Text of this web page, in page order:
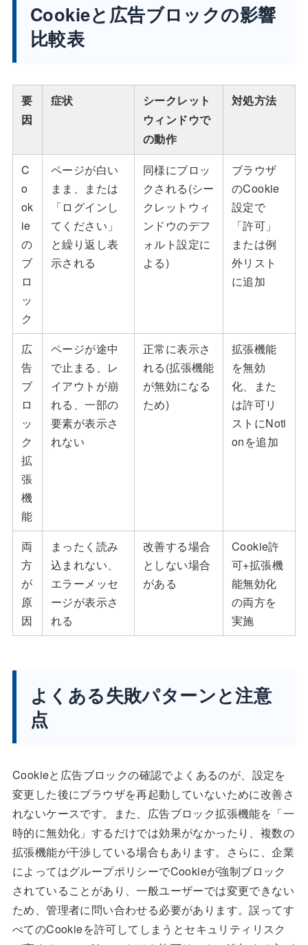
Cookieと広告ブロックの影響
比較表
要
因
症状
シークレット
ウィンドウで
の動作
対処方法
C
o
ok
ie
の
ブ
ロ
ッ
ク
ページが白い
まま、または
「ログインし
てください」
と繰り返し表
示される
同様にブロッ
クされる(シー
クレットウィ
ンドウのデフ
ォルト設定に
よる)
ブラウザ
のCookie
設定で
「許可」
または例
外リスト
に追加
広
告
ブ
ロ
ッ
ク
拡
張
機
能
ページが途中
で止まる、レ
イアウトが崩
れる、一部の
要素が表示さ
れない
正常に表示さ
れる(拡張機能
が無効になる
ため)
拡張機能
を無効
化、また
は許可リ
ストにNoti
onを追加
両
方
が
原
因
まったく読み
込まれない、
エラーメッセ
ージが表示さ
れる
改善する場合
としない場合
がある
Cookie許
可+拡張機
能無効化
の両方を
実施
よくある失敗パターンと注意
点
Cookieと広告ブロックの確認でよくあるのが、設定を
変更した後にブラウザを再起動していないために改善さ
れないケースです。また、広告ブロック拡張機能を「一
時的に無効化」するだけでは効果がなかったり、複数の
拡張機能が干渉している場合もあります。さらに、企業
によってはグループポリシーでCookieが強制ブロック
されていることがあり、一般ユーザーでは変更できない
ため、管理者に問い合わせる必要があります。誤ってす
べてのCookieを許可してしまうとセキュリティリスク